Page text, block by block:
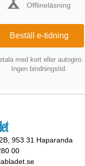
Offlineläsning
Beställ e-tidning
med kort eller autogiro.
Ingen bindningstid.
953 31 Haparanda
00